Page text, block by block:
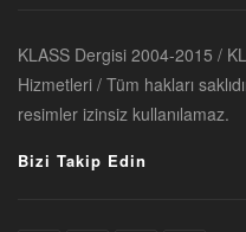
KLASS Dergisi 2004-2015 /
Hizmetleri / Tüm hakları
resimler izinsiz kullanılamaz.
Bizi Takip Edin